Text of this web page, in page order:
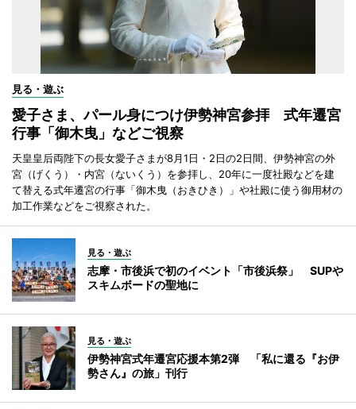
見る・遊ぶ
愛子さま、パール身につけ伊勢神宮参拝 式年遷宮
行事「御木曳」などご視察
天皇皇后両陛下の長女愛子さまが8月1日・2日の2日間、伊勢神宮の外
宮（げくう）・内宮（ないくう）を参拝し、20年に一度社殿などを建
て替える式年遷宮の行事「御木曳（おきひき）」や社殿に使う御用材の
加工作業などをご視察された。
見る・遊ぶ
志摩・市後浜で初のイベント「市後浜祭」 SUPや
スキムボードの聖地に
見る・遊ぶ
伊勢神宮式年遷宮応援本第2弾 「私に還る『お伊
勢さん』の旅」刊行